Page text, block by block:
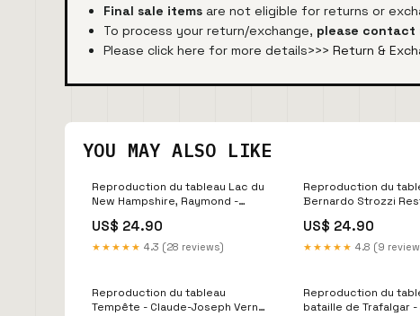
Final sale items are not eligible for returns or
To process your return/exchange, please contact
Please click here for more details>>> Return &
YOU MAY ALSO LIKE
Reproduction du tableau Lac du
New Hampshire, Raymond -
Sjælland
US$ 24.90
★★★★★ 4.3 (28 reviews)
Reproduction du
Bernardo Strozzi
US$ 24.90
★★★★★ 4.8 (9
Reproduction du tableau
Tempête - Claude-Joseph Vernet
Reproduction du
bataille de Trafalgar -